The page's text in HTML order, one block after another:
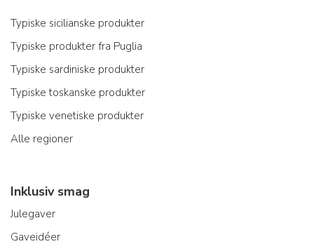
Typiske sicilianske produkter
Typiske produkter fra Puglia
Typiske sardiniske produkter
Typiske toskanske produkter
Typiske venetiske produkter
Alle regioner
Inklusiv smag
Julegaver
Gaveidéer